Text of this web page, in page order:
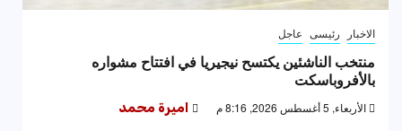
الاخبار رئيسى عاجل
منتخب الناشئين يكتسح نيجيريا في افتتاح مشواره
بالأفروباسكت
الأربعاء, 5 أغسطس 2026, 8:16 م اميرة محمد